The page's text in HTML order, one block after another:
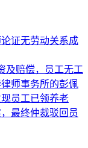
证无劳动关系成
及赔偿，员工无工
师事务所的彭佩
员工已领养老
最终仲裁驳回员